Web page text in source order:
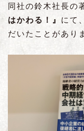
同社の鈴木社長の
はかわる！』 にて
だいたことがあり